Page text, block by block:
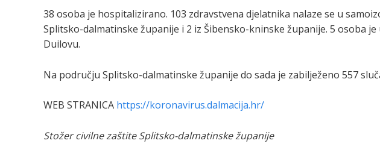
38 osoba je hospitalizirano. 103 zdravstvena djelatnika nalaze se u
Splitsko-dalmatinske županije i 2 iz Šibensko-kninske županije. 5 osoba
Duilovu.
Na području Splitsko-dalmatinske županije do sada je zabilježeno 557
WEB STRANICA https://koronavirus.dalmacija.hr/
Stožer civilne zaštite Splitsko-dalmatinske županije